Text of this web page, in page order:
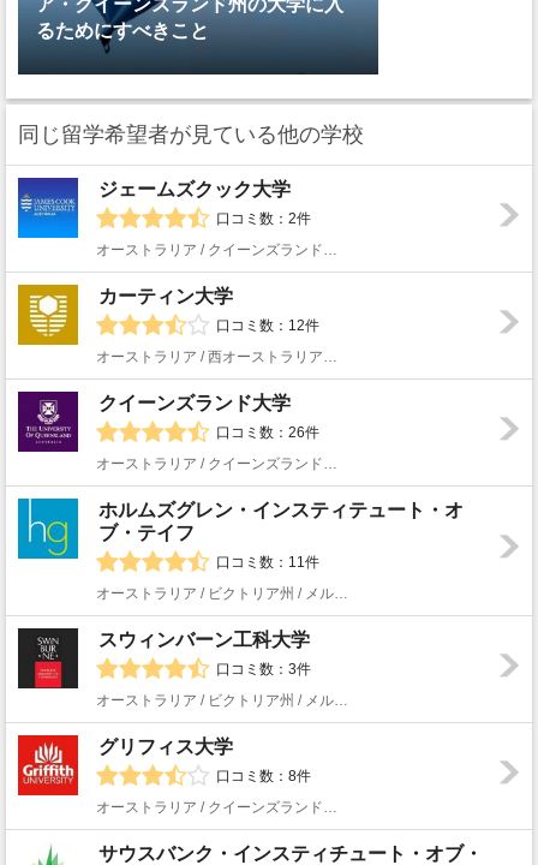
ア・クイーンズランド州の大学に入
るためにすべきこと
同じ留学希望者が見ている他の学校
ジェームズクック大学
口コミ数：2件
オーストラリア / クイーンズランド州 / ケアンズ
カーティン大学
口コミ数：12件
オーストラリア / 西オーストラリア州 / パース
クイーンズランド大学
口コミ数：26件
オーストラリア / クイーンズランド州 / ブリスベン
ホルムズグレン・インスティテュート・オ
ブ・テイフ
口コミ数：11件
オーストラリア / ビクトリア州 / メルボルン
スウィンバーン工科大学
口コミ数：3件
オーストラリア / ビクトリア州 / メルボルン
グリフィス大学
口コミ数：8件
オーストラリア / クイーンズランド州 / ゴールドコースト
サウスバンク・インスティチュート・オブ・